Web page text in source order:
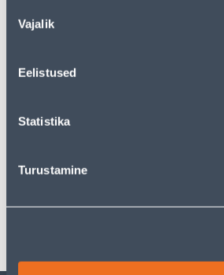
valik
Vajalik
Eelistused
Statistika
Turustamine
Spetsifikatsioon